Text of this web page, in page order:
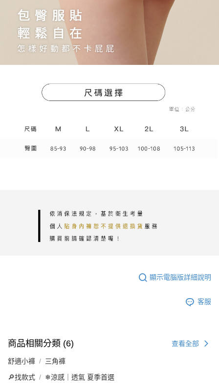
顯示電腦版詳細說明
客服
商品相關分類 (6) 查看全部
舒適小褲 三角褲
🔎找款式 ❄涼感｜透氣 夏季首選